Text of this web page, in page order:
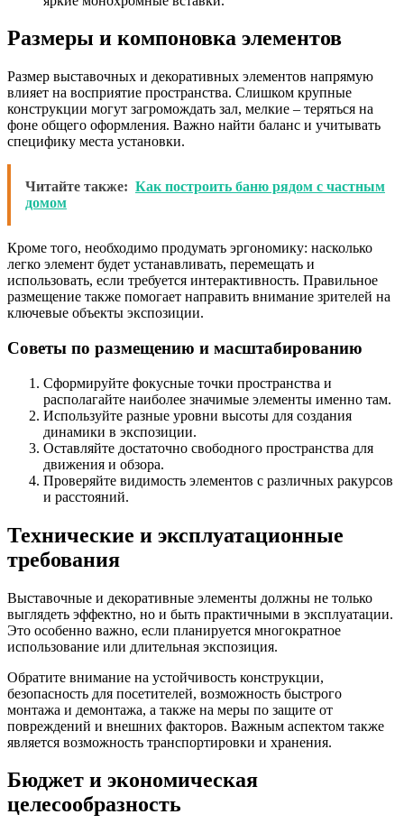
Размеры и компоновка элементов
Размер выставочных и декоративных элементов напрямую
влияет на восприятие пространства. Слишком крупные
конструкции могут загромождать зал, мелкие – теряться на
фоне общего оформления. Важно найти баланс и учитывать
специфику места установки.
Читайте также: Как построить баню рядом с частным
домом
Кроме того, необходимо продумать эргономику: насколько
легко элемент будет устанавливать, перемещать и
использовать, если требуется интерактивность. Правильное
размещение также помогает направить внимание зрителей на
ключевые объекты экспозиции.
Советы по размещению и масштабированию
Сформируйте фокусные точки пространства и
располагайте наиболее значимые элементы именно там.
Используйте разные уровни высоты для создания
динамики в экспозиции.
Оставляйте достаточно свободного пространства для
движения и обзора.
Проверяйте видимость элементов с различных ракурсов
и расстояний.
Технические и эксплуатационные
требования
Выставочные и декоративные элементы должны не только
выглядеть эффектно, но и быть практичными в эксплуатации.
Это особенно важно, если планируется многократное
использование или длительная экспозиция.
Обратите внимание на устойчивость конструкции,
безопасность для посетителей, возможность быстрого
монтажа и демонтажа, а также на меры по защите от
повреждений и внешних факторов. Важным аспектом также
является возможность транспортировки и хранения.
Бюджет и экономическая
целесообразность